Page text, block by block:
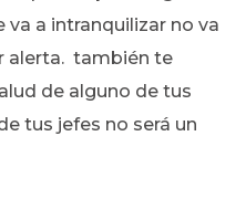
a intranquilizar no va
alerta. también te
de alguno de tus
tus jefes no será un